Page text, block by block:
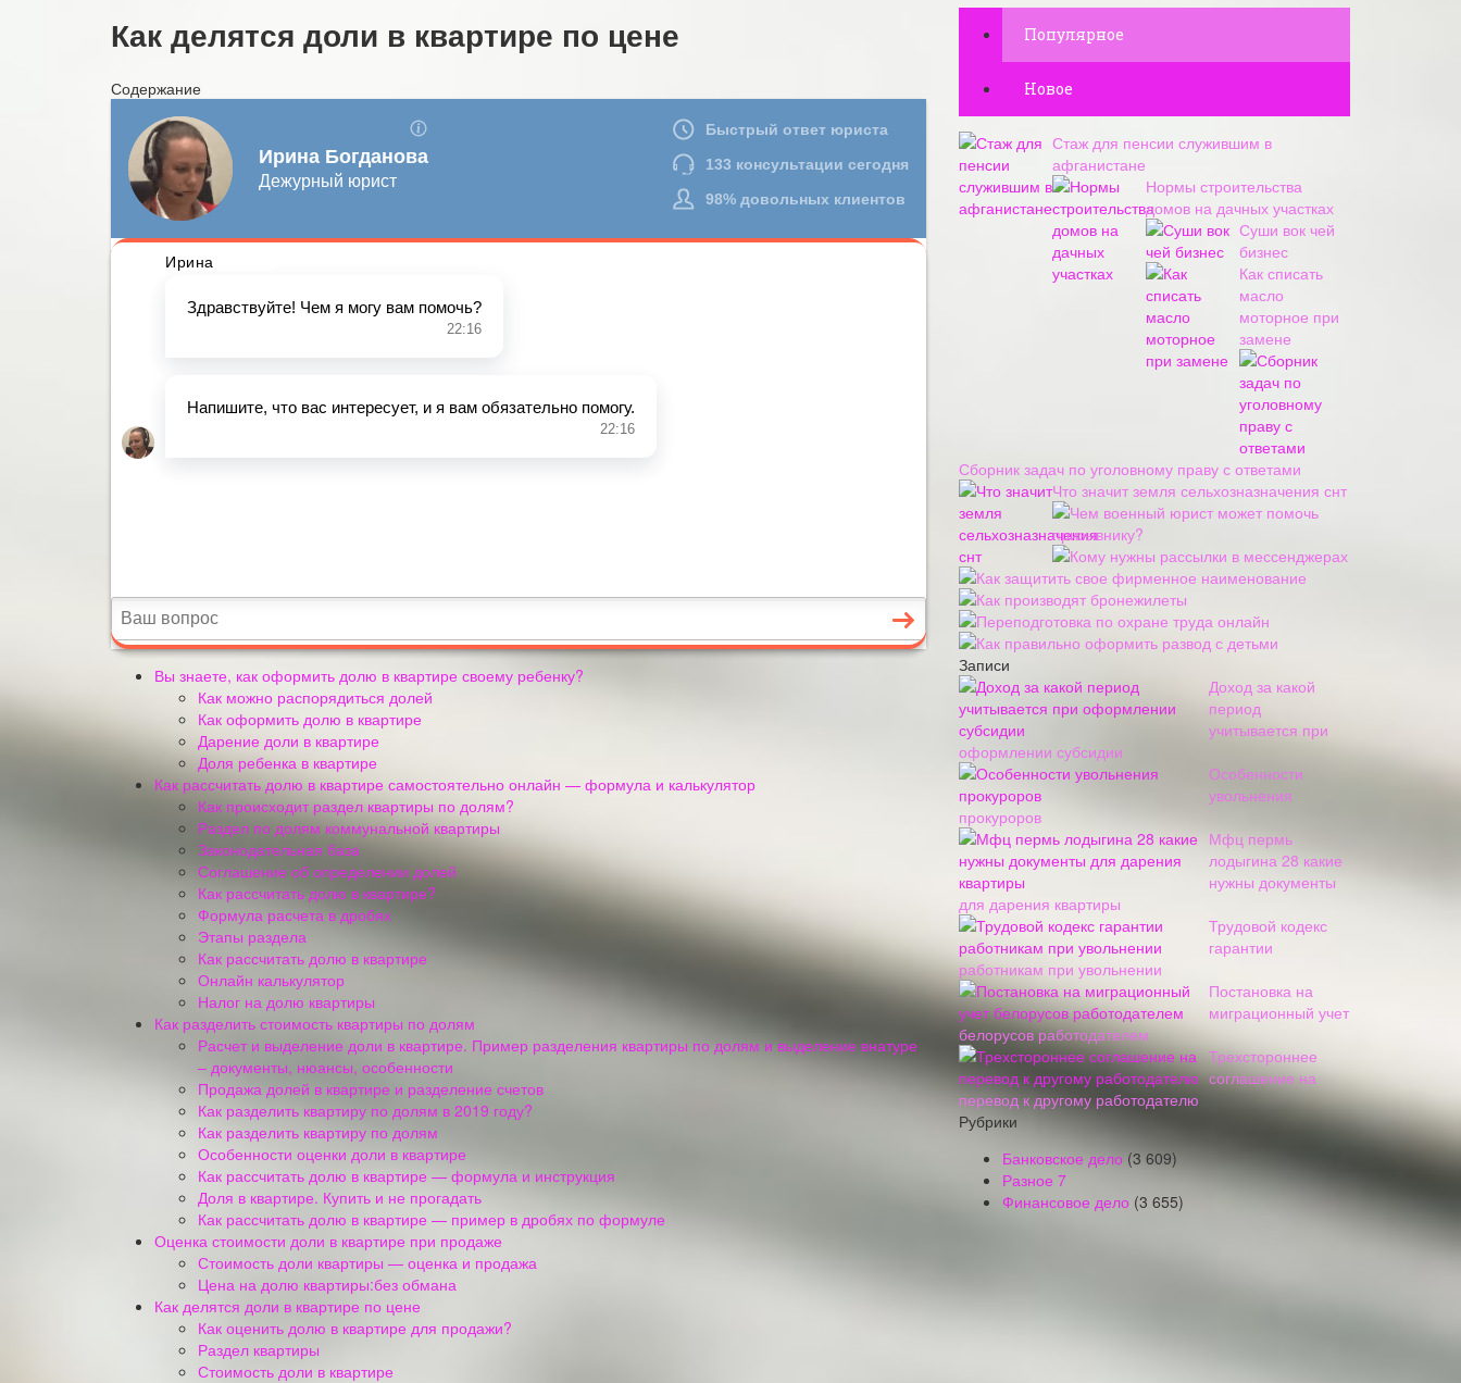
Как делятся доли в квартире по цене
Содержание
Вы знаете, как оформить долю в квартире своему ребенку?
Как можно распорядиться долей
Как оформить долю в квартире
Дарение доли в квартире
Доля ребенка в квартире
Как рассчитать долю в квартире самостоятельно онлайн — формула и калькулятор
Как происходит раздел квартиры по долям?
Раздел по долям коммунальной квартиры
Законодательная база
Соглашение об определении долей
Как рассчитать долю в квартире?
Формула расчета в дробях
Этапы раздела
Как рассчитать долю в квартире
Онлайн калькулятор
Налог на долю квартиры
Как разделить стоимость квартиры по долям
Расчет и выделение доли в квартире. Пример разделения квартиры по долям и выделение внатуре
– документы, нюансы, особенности
Продажа долей в квартире и разделение счетов
Как разделить квартиру по долям в 2019 году?
Как разделить квартиру по долям
Особенности оценки доли в квартире
Как рассчитать долю в квартире — формула и инструкция
Доля в квартире. Купить и не прогадать
Как рассчитать долю в квартире — пример в дробях по формуле
Оценка стоимости доли в квартире при продаже
Стоимость доли квартиры — оценка и продажа
Цена на долю квартиры:без обмана
Как делятся доли в квартире по цене
Как оценить долю в квартире для продажи?
Раздел квартиры
Стоимость доли в квартире
Популярное
Новое
Стаж для пенсии служившим в
афганистане
Нормы строительства
домов на дачных участках
Суши вок чей
бизнес
Как списать
масло
моторное при
замене
Сборник задач по уголовному праву с ответами
Что значит земля сельхозназначения снт
Чем военный юрист может помочь
призывнику?
Кому нужны рассылки в мессенджерах
Как защитить свое фирменное наименование
Как производят бронежилеты
Переподготовка по охране труда онлайн
Как правильно оформить развод с детьми
Записи
Доход за какой
период
учитывается при
оформлении субсидии
Особенности
увольнения
прокуроров
Мфц пермь
лодыгина 28 какие
нужны документы
для дарения квартиры
Трудовой кодекс
гарантии
работникам при увольнении
Постановка на
миграционный учет
белорусов работодателем
Трехстороннее
соглашение на
перевод к другому работодателю
Рубрики
Банковское дело (3 609)
Разное 7
Финансовое дело (3 655)